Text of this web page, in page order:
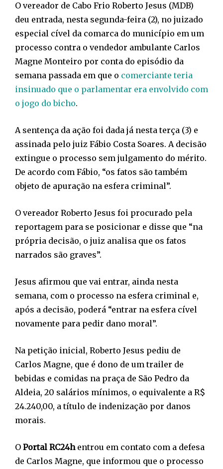
O vereador de Cabo Frio Roberto Jesus (MDB)
deu entrada, nesta segunda-feira (2), no juizado
especial cível da comarca do município em um
processo contra o vendedor ambulante Carlos
Magne Monteiro por conta do episódio da
semana passada em que o comerciante teria
insinuado que o parlamentar era envolvido com
o jogo do bicho.
A sentença da ação foi dada já nesta terça (3) e
assinada pelo juiz Fábio Costa Soares. A decisão
extingue o processo sem julgamento do mérito.
De acordo com Fábio, “os fatos são também
objeto de apuração na esfera criminal”.
O vereador Roberto Jesus foi procurado pela
reportagem para se posicionar e disse que “na
própria decisão, o juiz analisa que os fatos
narrados são graves”.
Jesus afirmou que vai entrar, ainda nesta
semana, com o processo na esfera criminal e,
após a decisão, poderá “entrar na esfera cível
novamente para pedir dano moral”.
Na petição inicial, Roberto Jesus pediu de
Carlos Magne, que é dono de um trailer de
bebidas e comidas na praça de São Pedro da
Aldeia, 20 salários mínimos, o equivalente a R$
24.240,00, a título de indenização por danos
morais.
O Portal RC24hentrou em contato com a defesa
de Carlos Magne, que informou que o processo